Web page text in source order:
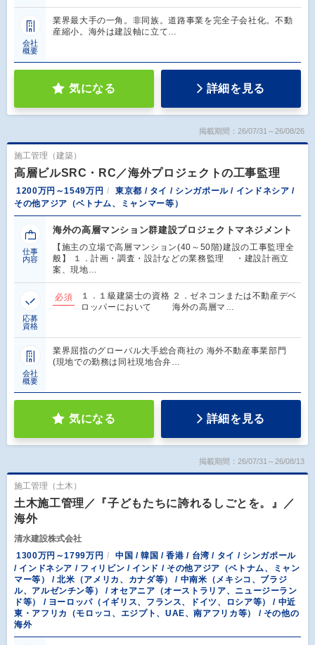
会社
概要
業界最大手の一角。非同族。道路事業を完全子会社化。不動
産縮小。海外は建設軸に立て…
気になる 詳細を見る
掲載期間：26/07/31～26/08/26
施工管理（建築）
高層ビルSRC・RC／海外プロジェクトの工事監理
1200万円～1549万円
東京都 / タイ / シンガポール / インドネシア /
その他アジア（ベトナム、ミャンマー等）
仕事
内容
海外の高層マンション群建設プロジェクトマネジメント
【施主の立場で高層マンション(40～50階)建設の工事監理全
般】 １．計画・調査・設計などの業務監理 ・建設計画立
案、現地…
応募
資格
必須
１．１級建築士の資格 ２．ゼネコンまたは不動産デベ
ロッパーにおいて 海外の高層マ…
会社
概要
業界屈指のグローバル大手総合商社の 海外不動産事業部門
(現地での勤務は同社現地合弁…
気になる 詳細を見る
掲載期間：26/07/31～26/08/13
施工管理（土木）
土木施工管理／『子どもたちに誇れるしごとを。』／
海外
清水建設株式会社
1300万円～1799万円
中国 / 韓国 / 香港 / 台湾 / タイ / シンガポール
/ インドネシア / フィリピン / インド / その他アジア（ベトナム、ミャン
マー等） / 北米（アメリカ、カナダ等） / 中南米（メキシコ、ブラジ
ル、アルゼンチン等） / オセアニア（オーストラリア、ニュージーラン
ド等） / ヨーロッパ（イギリス、フランス、ドイツ、ロシア等） / 中近
東・アフリカ（モロッコ、エジプト、UAE、南アフリカ等） / その他の
海外